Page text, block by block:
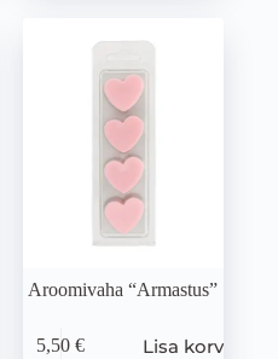
Aroomivaha “Armastus”
5,50€ Lisa korvi